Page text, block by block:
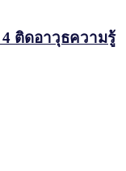
4 ติดอาวุธความรู้